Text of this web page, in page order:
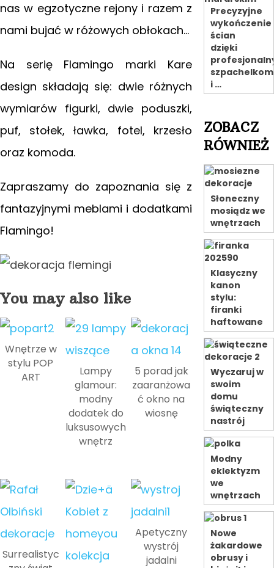
nas w egzotyczne rejony i razem z
nami bujać w różowych obłokach…
Na serię Flamingo marki Kare
design składają się: dwie różnych
wymiarów figurki, dwie poduszki,
puf, stołek, ławka, fotel, krzesło
oraz komoda.
Zapraszamy do zapoznania się z
fantazyjnymi meblami i dodatkami
Flamingo!
You may also like
Wnętrze w
stylu POP
ART
Lampy
glamour:
modny
dodatek do
luksusowych
wnętrz
5 porad jak
zaaranżowa
ć okno na
wiosnę
Surrealistyc
Apetyczny
wystrój
jadalni
Precyzyjne
wykończenie
ścian
dzięki
szpachelkom
i …
ZOBACZ
RÓWNIEŻ
Słoneczny
mosiądz we
wnętrzach
Klasyczny
kanon
stylu:
firanki
haftowane
Wyczaruj w
swoim
domu
świąteczny
nastrój
Modny
eklektyzm
we
wnętrzach
Nowe
żakardowe
obrusy i